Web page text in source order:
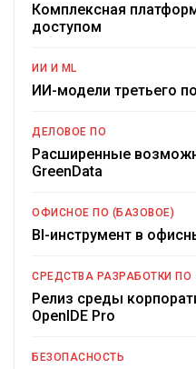
Комплексная
доступом
ИИ И ML
ИИ-модели третьего
ДЕЛОВОЕ ПО
Расширенные
GreenData
ОФИСНОЕ ПО (БАЗОВОЕ)
BI-инструмент в
СРЕДСТВА РАЗРАБОТКИ ПО
Релиз среды
OpenIDE Pro
БЕЗОПАСНОСТЬ